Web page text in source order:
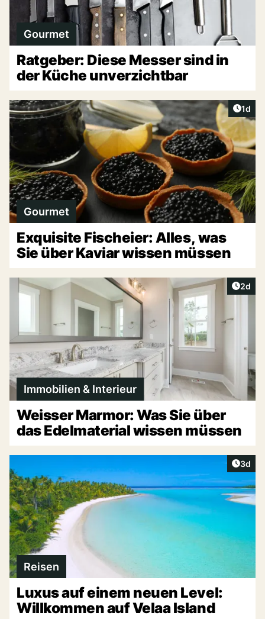
Gourmet
Ratgeber: Diese Messer sind in
der Küche unverzichtbar
1d
Gourmet
Exquisite Fischeier: Alles, was
Sie über Kaviar wissen müssen
2d
Immobilien & Interieur
Weisser Marmor: Was Sie über
das Edelmaterial wissen müssen
3d
Reisen
Luxus auf einem neuen Level:
Willkommen auf Velaa Island